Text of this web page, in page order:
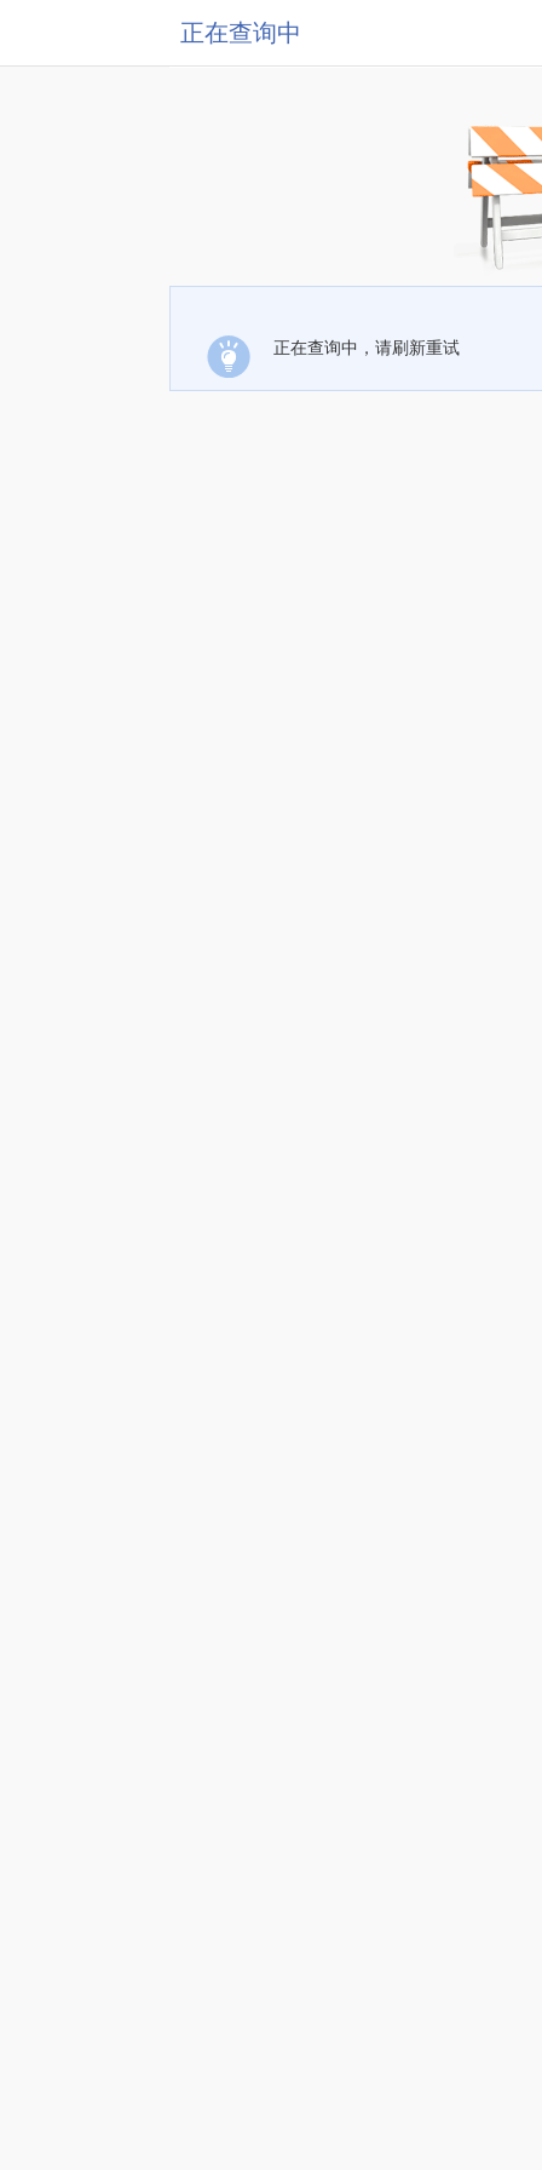
正在查询中
正在查询中，请刷新重试